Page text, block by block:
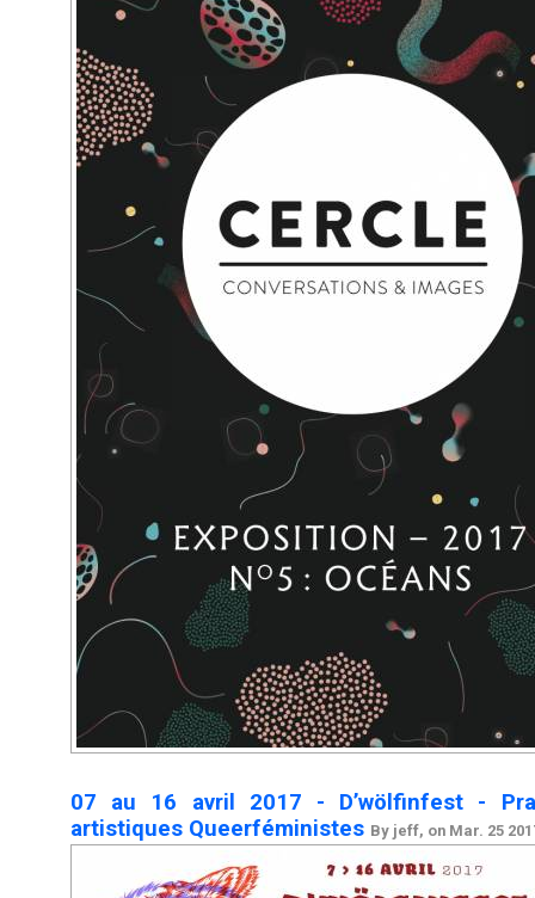
07 au 16 avril 2017 - D’wölfinfest -
artistiques Queerféministes By jeff, on Mar. 25